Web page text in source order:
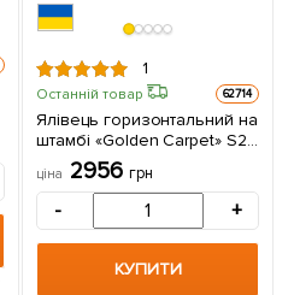
1
Останній товар 62714
Ялівець горизонтальний на
штамбі «Golden Carpet» S2,
висота 60-80см 1
саджанець в упаковці
ціна 2956 грн
- +
КУПИТИ